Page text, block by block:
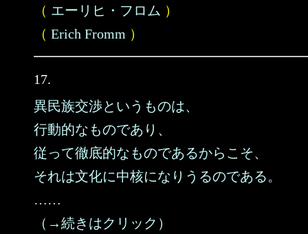
（ エーリヒ・フロム ）
（ Erich Fromm ）
17.
異民族交渉というものは、
行動的なものであり、
従って徹底的なものであるからこそ、
それは文化に中核になりうるのである。
……
（→続きはクリック）